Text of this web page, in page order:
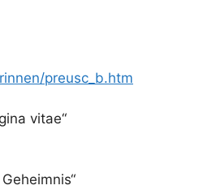
preusc_b.htm
vitae“